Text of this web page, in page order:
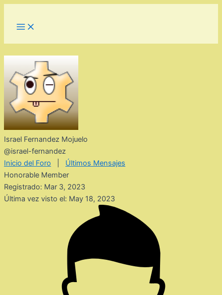
Main
Menu
Israel Fernandez Mojuelo
@israel-fernandez
Inicio del Foro
Últimos Mensajes
Honorable Member
Registrado: Mar 3, 2023
Última vez visto el: May 18, 2023